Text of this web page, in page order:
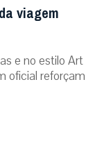
viagem
e no estilo Art
oficial reforçam